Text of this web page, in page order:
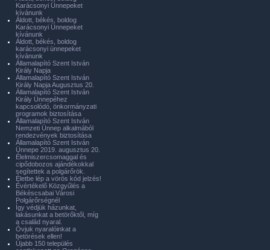
Karácsonyi Ünnepeket
kívánunk
Áldott, békés, boldog
Karácsonyi Ünnepeket
kívánunk
Áldott, békés, boldog
karácsonyi ünnepeket
kívánunk
Államalapító Szent István
Király Napja
Államalapító Szent István
Király Napja Augusztus 20.
Államalapító Szent István
Király Ünnepéhez
kapcsolódó, önkormányzati
programok biztosítása
Államalapító Szent István
Nemzeti Ünnep alkalmából
rendezvények biztosítása
Államalapító Szent István
Ünnepe 2019. augusztus 20.
Élelmiszercsomaggal és
cipődobozos ajándékokkal
segítettek a polgárőrök.
Életbe lép a vörös kód jelzés!
Évértékelő Közgyűlés a
Békéscsabai Városi
Polgárőrségnél
Így védjük házunkat,
lakásunkat a betörőktől, míg
a család nyaral.
Óvjuk nyaralóinkat a
betörések ellen!
Újabb 150 település